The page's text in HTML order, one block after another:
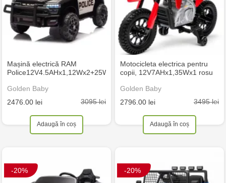
Mașină electrică RAM
Police12V4.5AHx1,12Wx2+25Wx2
Golden Baby
2476.00 lei
3095 lei
Adaugă în coș
Motocicleta electrica pentru
copii, 12V7AHx1,35Wx1 rosu
Golden Baby
2796.00 lei
3495 lei
Adaugă în coș
-20% -20%